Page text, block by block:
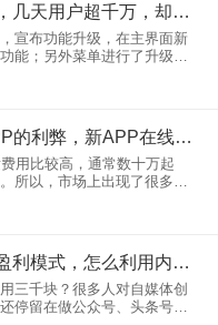
他的这款小程序，几天用户超千万，却赔了几千块，你也用过
宣布功能升级，在主界面新
能；另外菜单进行了升级，
换的功能；开放了小游戏开
在晒微信小程序小游戏“跳一
使用模板制作APP的利弊，新APP在线制作平台，让模板不再老套
用比较高，通常数十万起
所以，市场上出现了很多
，制作非常简单，但是模板
里进行综合介绍使用模板制
几种内容创业的盈利模式，怎么利用内容创业做APP？
三千块？很多人对自媒体创
停留在做公众号、头条号、